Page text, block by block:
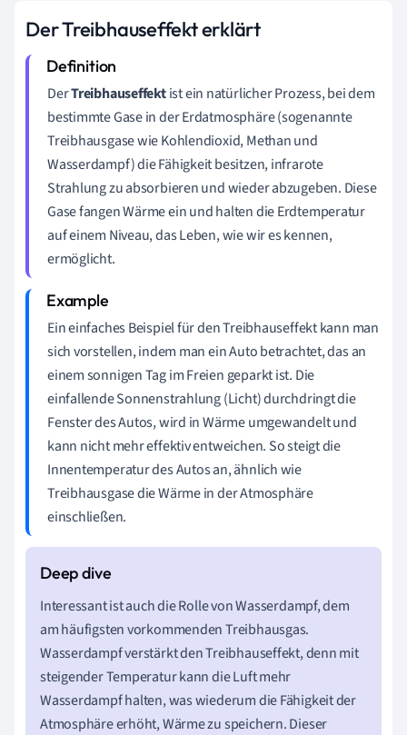
Der Treibhauseffekt erklärt
DerTreibhauseffektist ein natürlicher Prozess, bei dem
bestimmte Gase in der Erdatmosphäre (sogenannte
Treibhausgase wie Kohlendioxid, Methan und
Wasserdampf) die Fähigkeit besitzen, infrarote
Strahlung zu absorbieren und wieder abzugeben. Diese
Gase fangen Wärme ein und halten die Erdtemperatur
auf einem Niveau, das Leben, wie wir es kennen,
ermöglicht.
Ein einfaches Beispiel für den Treibhauseffekt kann man
sich vorstellen, indem man ein Auto betrachtet, das an
einem sonnigen Tag im Freien geparkt ist. Die
einfallende Sonnenstrahlung (Licht) durchdringt die
Fenster des Autos, wird in Wärme umgewandelt und
kann nicht mehr effektiv entweichen. So steigt die
Innentemperatur des Autos an, ähnlich wie
Treibhausgase die Wärme in der Atmosphäre
einschließen.
Interessant ist auch die Rolle von Wasserdampf, dem
am häufigsten vorkommenden Treibhausgas.
Wasserdampf verstärkt den Treibhauseffekt, denn mit
steigender Temperatur kann die Luft mehr
Wasserdampf halten, was wiederum die Fähigkeit der
Atmosphäre erhöht, Wärme zu speichern. Dieser